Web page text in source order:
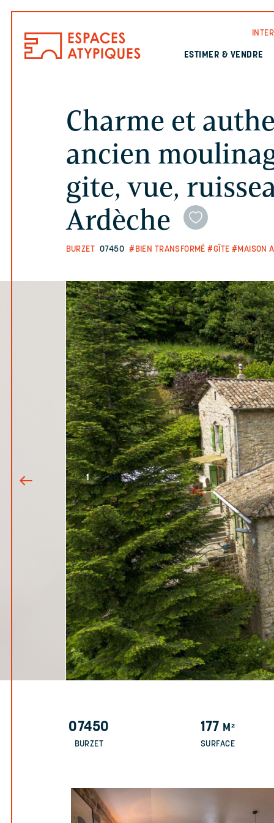
ESTIMER & VENDRE
Charme et
ancien
gite, vue,
Ardèche
BURZET 07450 #BIEN TRANSFORMÉ #GÎTE #MAISON
1 | 20
07450
BURZET
177 M²
SURFACE